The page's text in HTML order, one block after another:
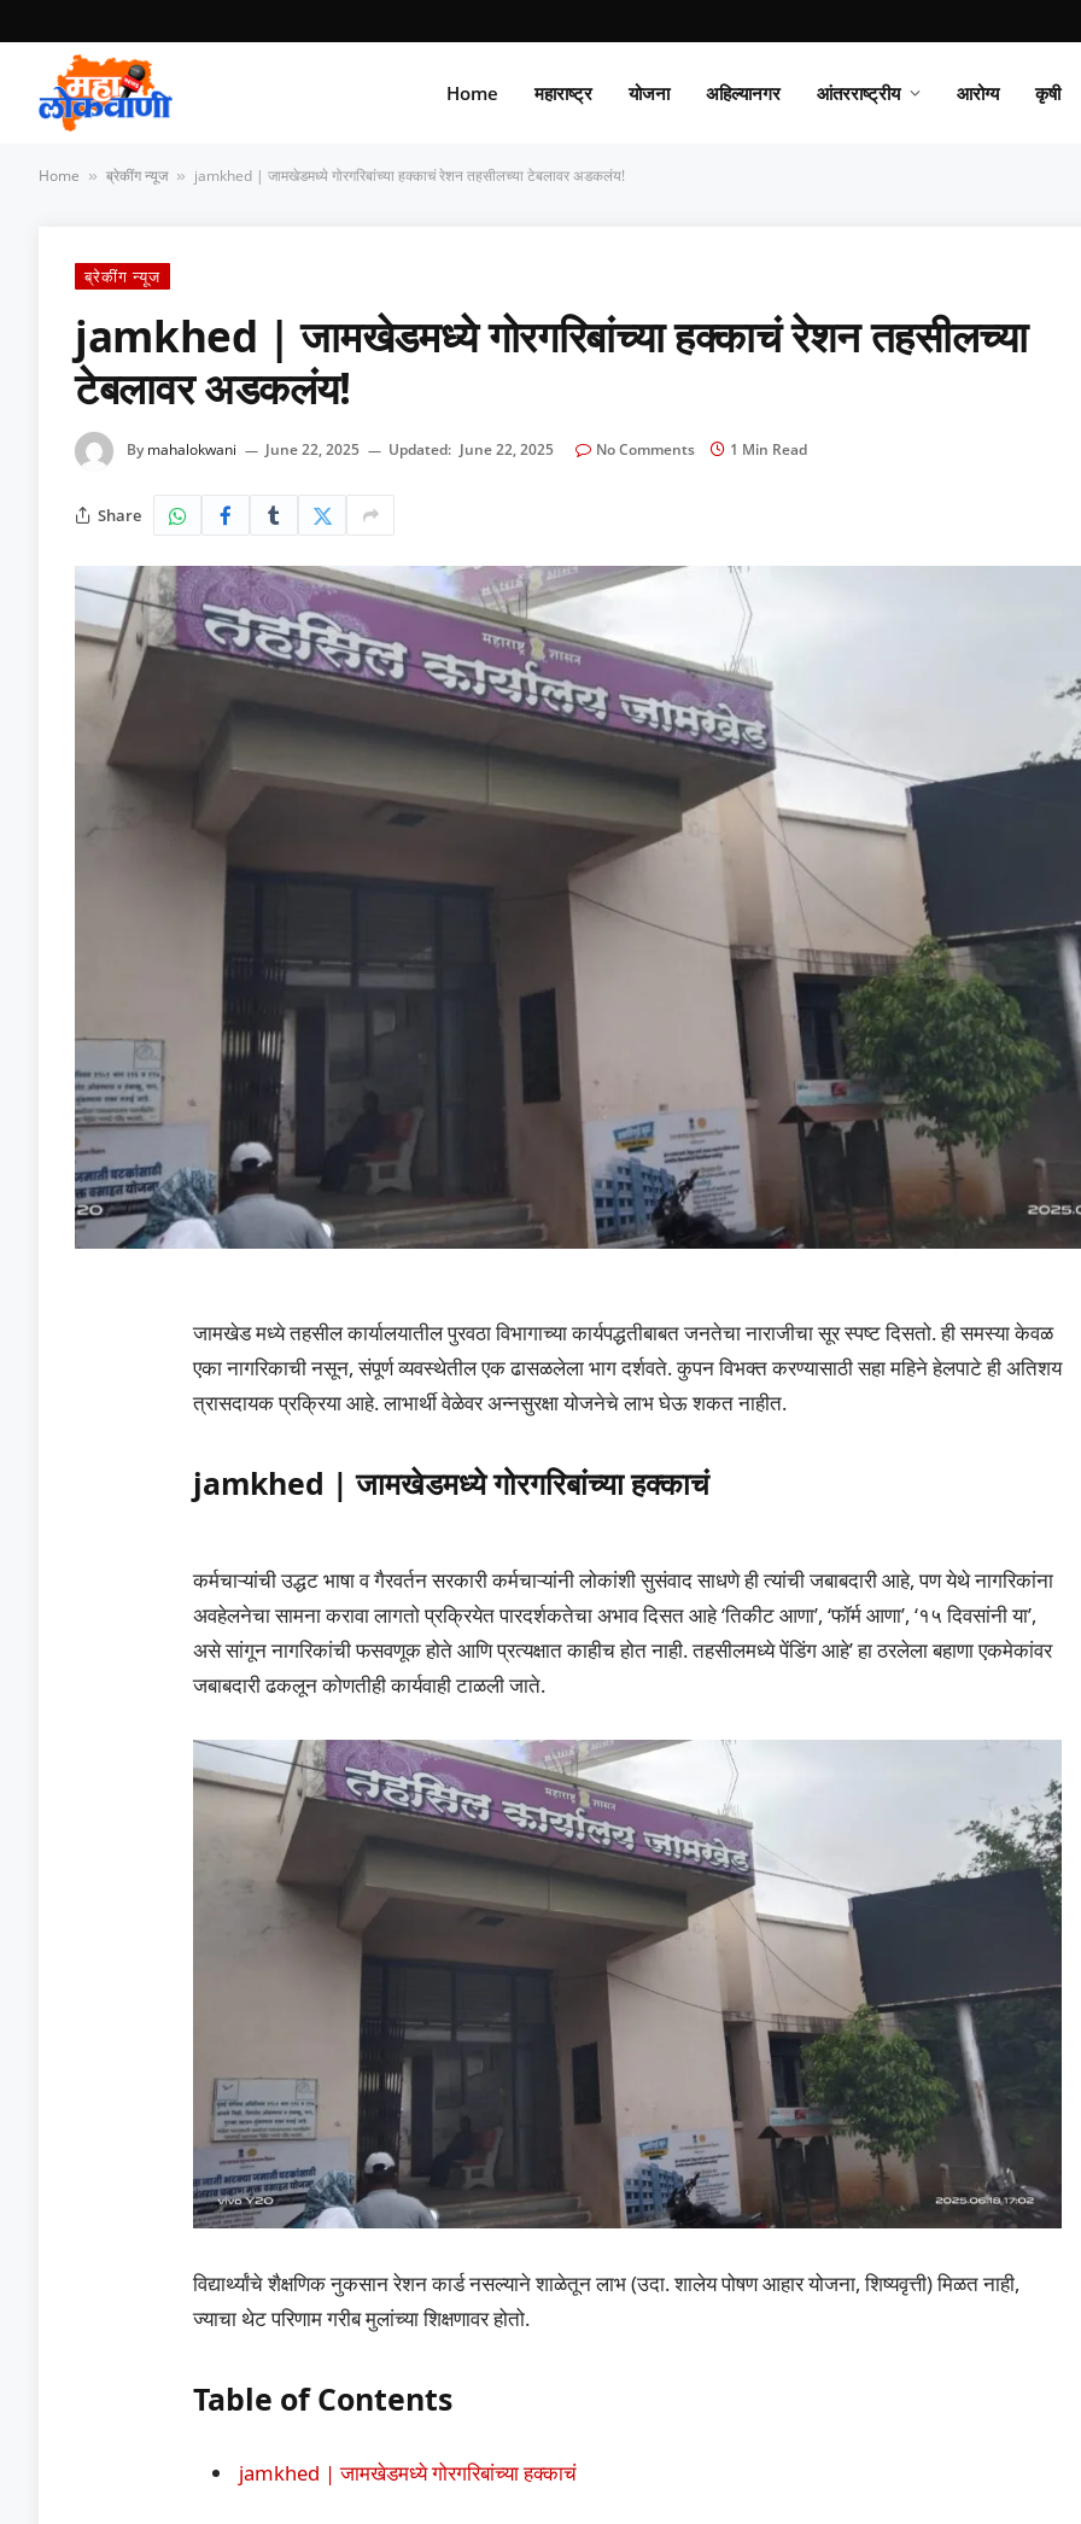
Home महाराष्ट्र योजना अहिल्यानगर आंतरराष्ट्रीय आरोग्य कृषी
Home » ब्रेकींग न्यूज » jamkhed | जामखेडमध्ये गोरगरिबांच्या हक्काचं रेशन तहसीलच्या टेबलावर अडकलंय!
ब्रेकींग न्यूज
jamkhed | जामखेडमध्ये गोरगरिबांच्या हक्काचं रेशन तहसीलच्या
टेबलावर अडकलंय!
By mahalokwani June 22, 2025 Updated: June 22, 2025 No Comments 1 Min Read
Share
जामखेड मध्ये तहसील कार्यालयातील पुरवठा विभागाच्या कार्यपद्धतीबाबत जनतेचा नाराजीचा सूर स्पष्ट दिसतो. ही समस्या केवळ
एका नागरिकाची नसून, संपूर्ण व्यवस्थेतील एक ढासळलेला भाग दर्शवते. कुपन विभक्त करण्यासाठी सहा महिने हेलपाटे ही अतिशय
त्रासदायक प्रक्रिया आहे. लाभार्थी वेळेवर अन्नसुरक्षा योजनेचे लाभ घेऊ शकत नाहीत.
jamkhed | जामखेडमध्ये गोरगरिबांच्या हक्काचं
कर्मचाऱ्यांची उद्धट भाषा व गैरवर्तन सरकारी कर्मचाऱ्यांनी लोकांशी सुसंवाद साधणे ही त्यांची जबाबदारी आहे, पण येथे नागरिकांना
अवहेलनेचा सामना करावा लागतो प्रक्रियेत पारदर्शकतेचा अभाव दिसत आहे ‘तिकीट आणा’, ‘फॉर्म आणा’, ‘१५ दिवसांनी या’,
असे सांगून नागरिकांची फसवणूक होते आणि प्रत्यक्षात काहीच होत नाही. तहसीलमध्ये पेंडिंग आहे’ हा ठरलेला बहाणा एकमेकांवर
जबाबदारी ढकलून कोणतीही कार्यवाही टाळली जाते.
विद्यार्थ्यांचे शैक्षणिक नुकसान रेशन कार्ड नसल्याने शाळेतून लाभ (उदा. शालेय पोषण आहार योजना, शिष्यवृत्ती) मिळत नाही,
ज्याचा थेट परिणाम गरीब मुलांच्या शिक्षणावर होतो.
Table of Contents
jamkhed | जामखेडमध्ये गोरगरिबांच्या हक्काचं